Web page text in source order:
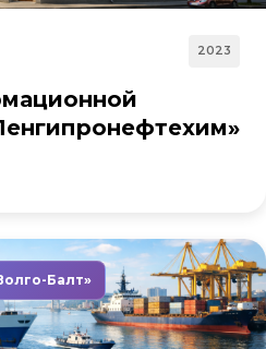
2023
Балт»